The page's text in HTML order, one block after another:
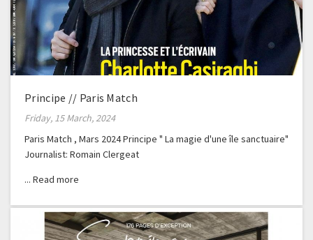
Principe // Paris Match
Friday, 15 March, 2024
Paris Match , Mars 2024 Principe " La magie d'une île sanctuaire"
Journalist: Romain Clergeat